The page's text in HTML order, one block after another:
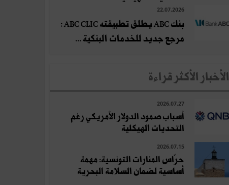
22.07.2026
بنك ABC يطلق تطبيقته ABC CLIC :
مرجع جديد للخدمات البنكية ...
الأخبار الأكثر قراءة
2026.07.27
أسباب صمود الدولار الأمريكي رغم
التحديات الهيكلية
2026.07.15
حرّاس المنارات التونسية: مهمة
أساسية لضمان السلامة البحرية